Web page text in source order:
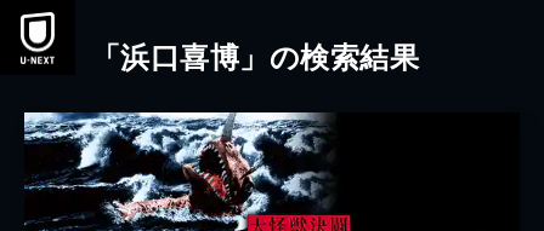
本文へスキップ
「浜口喜博」の検索結果